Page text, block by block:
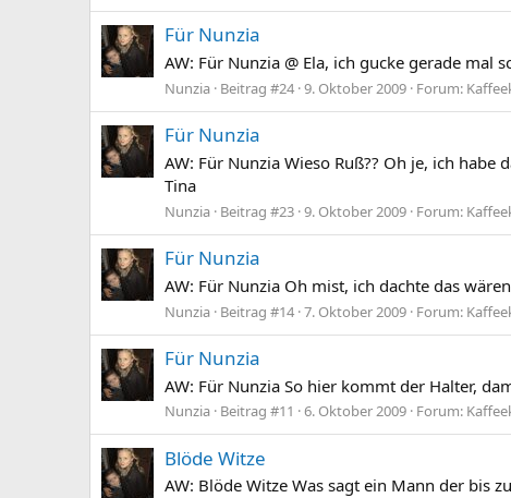
Für Nunzia
AW: Für Nunzia @ Ela, ich gucke gerade mal
Nunzia Beitrag #24 9. Oktober 2009 Forum:
Für Nunzia
AW: Für Nunzia Wieso Ruß?? Oh je, ich
Tina
Nunzia Beitrag #23 9. Oktober 2009 Forum:
Für Nunzia
AW: Für Nunzia Oh mist, ich dachte das
Nunzia Beitrag #14 7. Oktober 2009 Forum:
Für Nunzia
AW: Für Nunzia So hier kommt der Halter,
Nunzia Beitrag #11 6. Oktober 2009 Forum:
Blöde Witze
AW: Blöde Witze Was sagt ein Mann der bis